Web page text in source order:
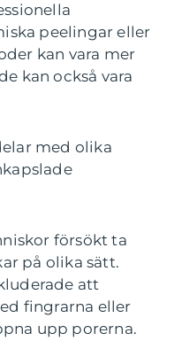
peelingar eller
kan vara mer
kan också vara
med olika
försökt ta
på olika sätt.
att
fingrarna eller
upp porerna.